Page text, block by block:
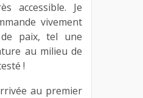
accessible. Je
vivement
paix, tel une
au milieu de
!
au premier